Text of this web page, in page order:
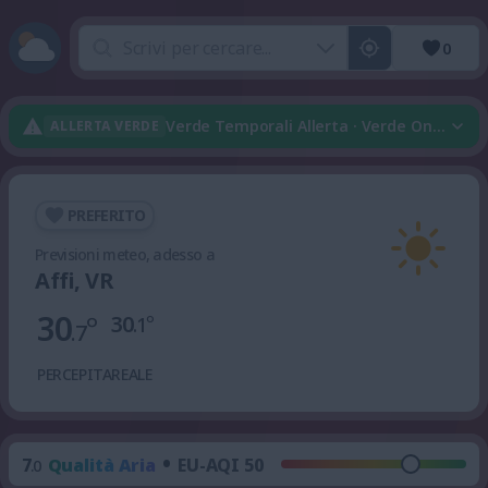
0
ALLERTA VERDE Verde Temporali Allerta · Verde Onda Di
Affi, VR
30.7°
PERCEPITA
30.1°
REALE
7.0 Qualità Aria • EU-AQI 50